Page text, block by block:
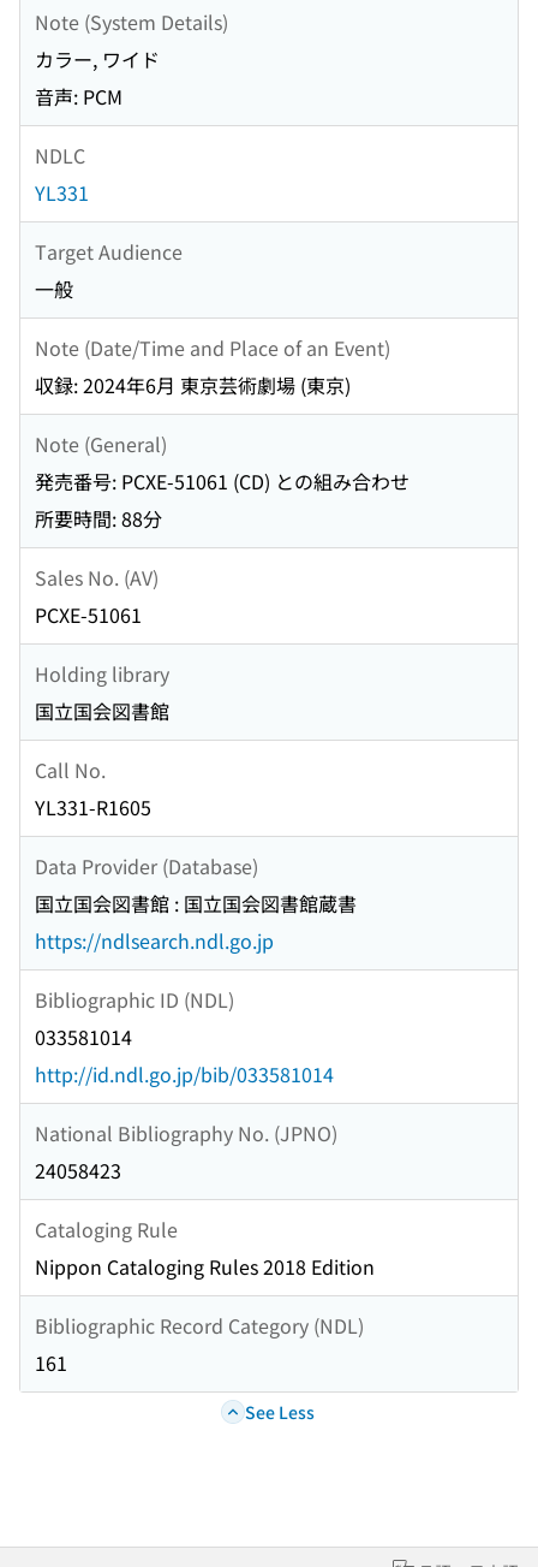
Note (System Details)
カラー, ワイド
音声: PCM
NDLC
YL331
Target Audience
一般
Note (Date/Time and Place of an Event)
収録: 2024年6月 東京芸術劇場 (東京)
Note (General)
発売番号: PCXE-51061 (CD) との組み合わせ
所要時間: 88分
Sales No. (AV)
PCXE-51061
Holding library
国立国会図書館
Call No.
YL331-R1605
Data Provider (Database)
国立国会図書館 : 国立国会図書館蔵書
https://ndlsearch.ndl.go.jp
Bibliographic ID (NDL)
033581014
http://id.ndl.go.jp/bib/033581014
National Bibliography No. (JPNO)
24058423
Cataloging Rule
Nippon Cataloging Rules 2018 Edition
Bibliographic Record Category (NDL)
161
See Less